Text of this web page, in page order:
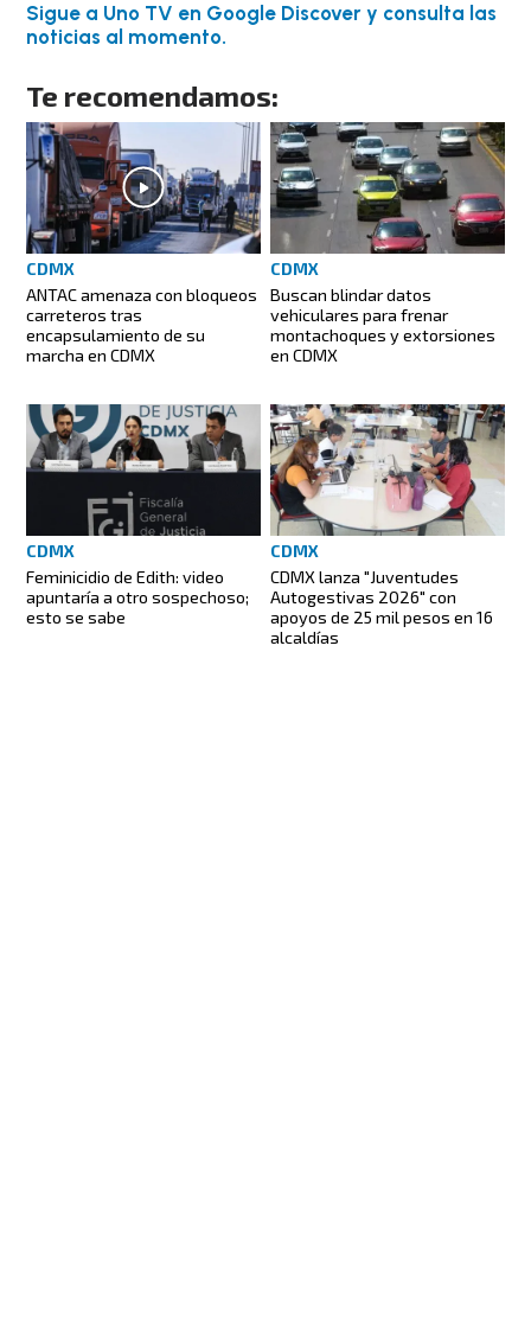
Sigue a Uno TV en Google Discover y consulta las
noticias al momento.
Te recomendamos:
CDMX
ANTAC amenaza con bloqueos
carreteros tras
encapsulamiento de su
marcha en CDMX
CDMX
Buscan blindar datos
vehiculares para frenar
montachoques y extorsiones
en CDMX
CDMX
Feminicidio de Edith: video
apuntaría a otro sospechoso;
esto se sabe
CDMX
CDMX lanza "Juventudes
Autogestivas 2026" con
apoyos de 25 mil pesos en 16
alcaldías